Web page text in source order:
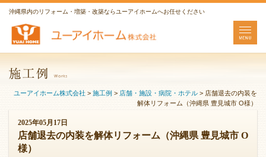
沖縄県内のリフォーム・増築・改築ならユーアイホームへお任せください
ユーアイホーム株式会社 > 施工例 > 店舗・施設・病院・ホテル > 店舗退去の内装を
解体リフォーム（沖縄県 豊見城市 O様）
2025年05月17日
店舗退去の内装を解体リフォーム（沖縄県 豊見城市 O
様）